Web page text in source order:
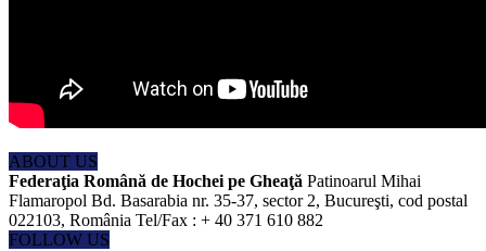
ABOUT US
Federaţia Română de Hochei pe Gheaţă Patinoarul Mihai
Flamaropol Bd. Basarabia nr. 35-37, sector 2, Bucureşti, cod postal
022103, România Tel/Fax : + 40 371 610 882
FOLLOW US